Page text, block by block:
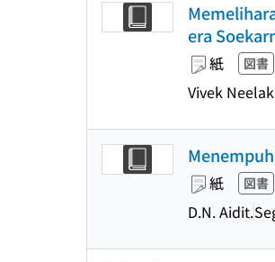
era
紙 図書
Vivek
紙 図書
D.N. Aidit.